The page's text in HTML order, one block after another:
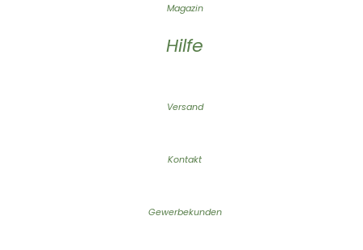
Magazin
Hilfe
Versand
Kontakt
Gewerbekunden